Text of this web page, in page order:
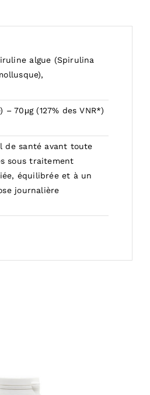
algue (Spirulina
70μg (127% des VNR*)
de santé avant toute
sous traitement
équilibrée et à un
journalière